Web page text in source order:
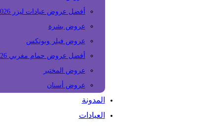
أفضل عروض عيادات ليزر 2026
عروض بشرة
عروض فيلر وبوتكس
أفضل عروض حمام مغربي 2026
عروض المختبر
عروض أسنان
المدونة
العيادات